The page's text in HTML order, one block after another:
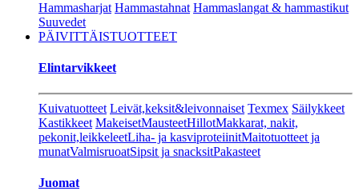
Hammasharjat Hammastahnat Hammaslangat & hammastikut
Suuvedet
PÄIVITTÄISTUOTTEET
Elintarvikkeet
Kuivatuotteet Leivät,keksit&leivonnaiset Texmex Säilykkeet
Kastikkeet MakeisetMausteetHillotMakkarat, nakit,
pekonit,leikkeleetLiha- ja kasviproteiinitMaitotuotteet ja
munatValmisruoatSipsit ja snacksitPakasteet
Juomat